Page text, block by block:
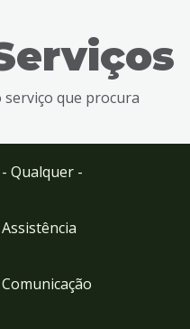
que procura
- Qualquer -
Assistência
Comunicação